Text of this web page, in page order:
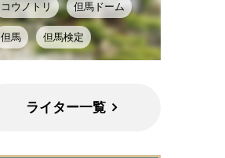
コウノトリ 但馬ドーム
但馬 但馬検定
ライター一覧